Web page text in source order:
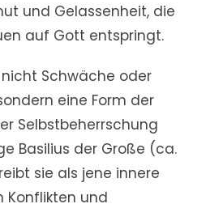
und Gelassenheit, die
auf Gott entspringt.
Schwäche oder
eine Form der
Selbstbeherrschung
Basilius der Große (ca.
sie als jene innere
Konflikten und